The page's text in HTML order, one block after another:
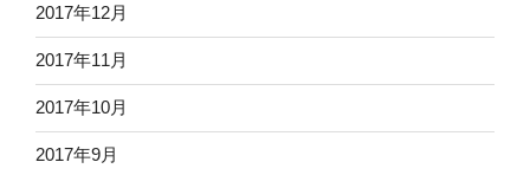
2017年12月
2017年11月
2017年10月
2017年9月